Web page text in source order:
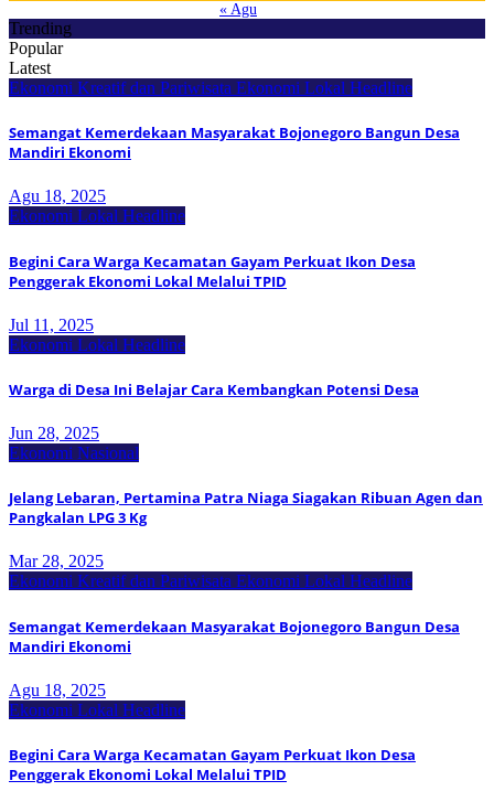
« Agu
Trending
Popular
Latest
Ekonomi Kreatif dan Pariwisata Ekonomi Lokal Headline
Semangat Kemerdekaan Masyarakat Bojonegoro Bangun Desa
Mandiri Ekonomi
Agu 18, 2025
Ekonomi Lokal Headline
Begini Cara Warga Kecamatan Gayam Perkuat Ikon Desa
Penggerak Ekonomi Lokal Melalui TPID
Jul 11, 2025
Ekonomi Lokal Headline
Warga di Desa Ini Belajar Cara Kembangkan Potensi Desa
Jun 28, 2025
Ekonomi Nasional
Jelang Lebaran, Pertamina Patra Niaga Siagakan Ribuan Agen dan
Pangkalan LPG 3 Kg
Mar 28, 2025
Ekonomi Kreatif dan Pariwisata Ekonomi Lokal Headline
Semangat Kemerdekaan Masyarakat Bojonegoro Bangun Desa
Mandiri Ekonomi
Agu 18, 2025
Ekonomi Lokal Headline
Begini Cara Warga Kecamatan Gayam Perkuat Ikon Desa
Penggerak Ekonomi Lokal Melalui TPID